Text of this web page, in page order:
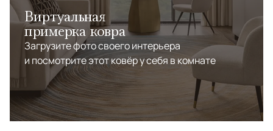
Виртуальная
примерка ковра
Загрузите фото своего интерьера
и посмотрите этот ковёр у себя в комнате